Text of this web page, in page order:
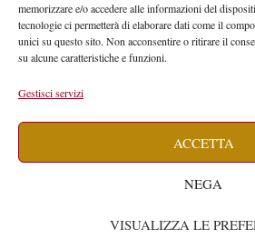
memorizzare e/o accedere alle informazioni del
tecnologie ci permetterà di elaborare dati come il
unici su questo sito. Non acconsentire o ritirare il
su alcune caratteristiche e funzioni.
Gestisci servizi
ACCETTA
NEGA
VISUALIZZA LE